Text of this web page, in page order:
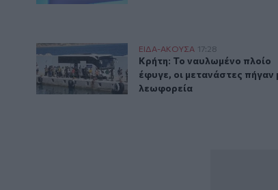
Κρήτη: Το ναυλωμένο πλοίο έφυγε, οι
ΕΙΔΑ-ΑΚΟΥΣΑ 17:28
Κρήτη: Το ναυλωμένο
Κρήτη: Το ναυλωμένο πλοίο
έφυγε, οι μετανάστες πήγαν
λεωφορεία